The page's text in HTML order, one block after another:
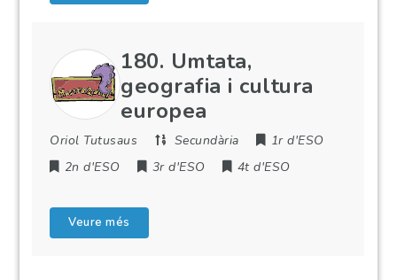
180. Umtata,
geografia i cultura
europea
Oriol Tutusaus Secundària
1r d'ESO
2n d'ESO
3r d'ESO 4t d'ESO
Veure més